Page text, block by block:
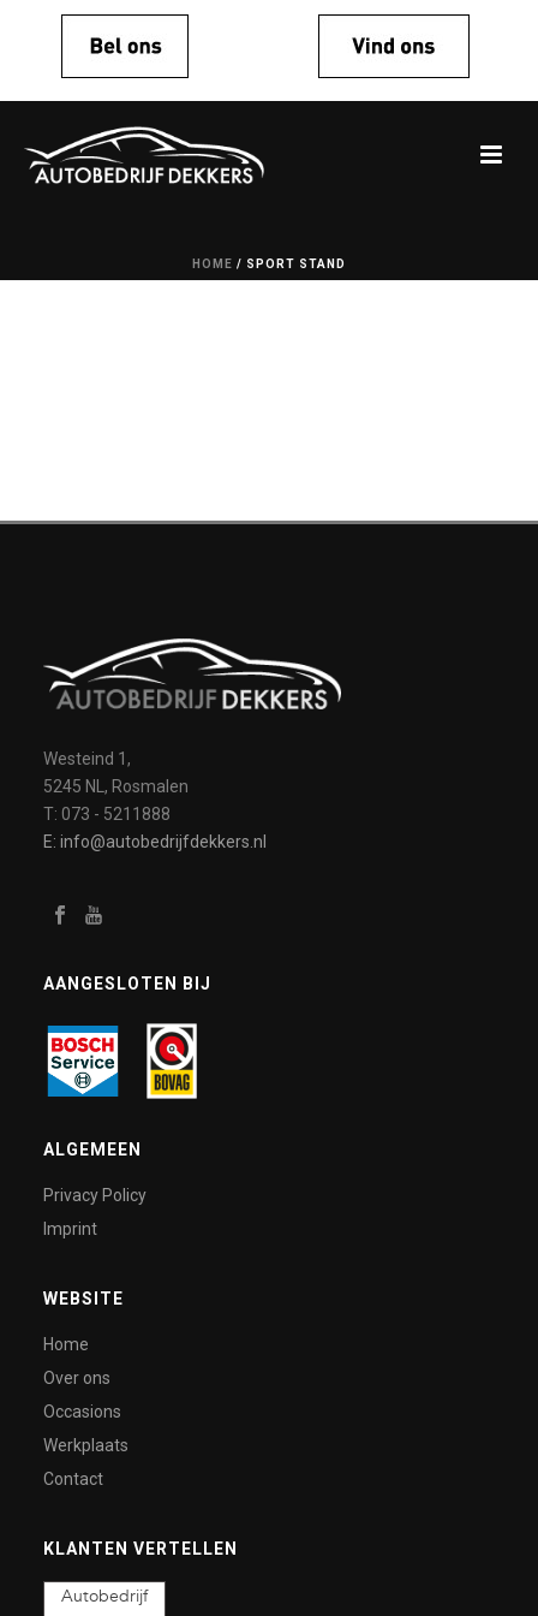
HOME / SPORT STAND
Westeind 1,
5245 NL, Rosmalen
T: 073 - 5211888
E: info@autobedrijfdekkers.nl
AANGESLOTEN BIJ
ALGEMEEN
Privacy Policy
Imprint
WEBSITE
Home
Over ons
Occasions
Werkplaats
Contact
KLANTEN VERTELLEN
Autobedrijf